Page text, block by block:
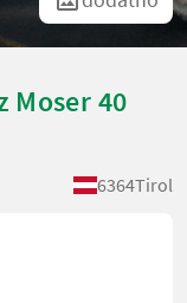
Moser 40
6364Tirol